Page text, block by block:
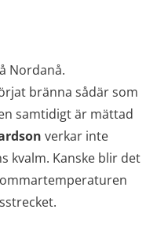
Nordanå.
bränna sådär som
samtidigt är mättad
verkar inte
kvalm. Kanske blir det